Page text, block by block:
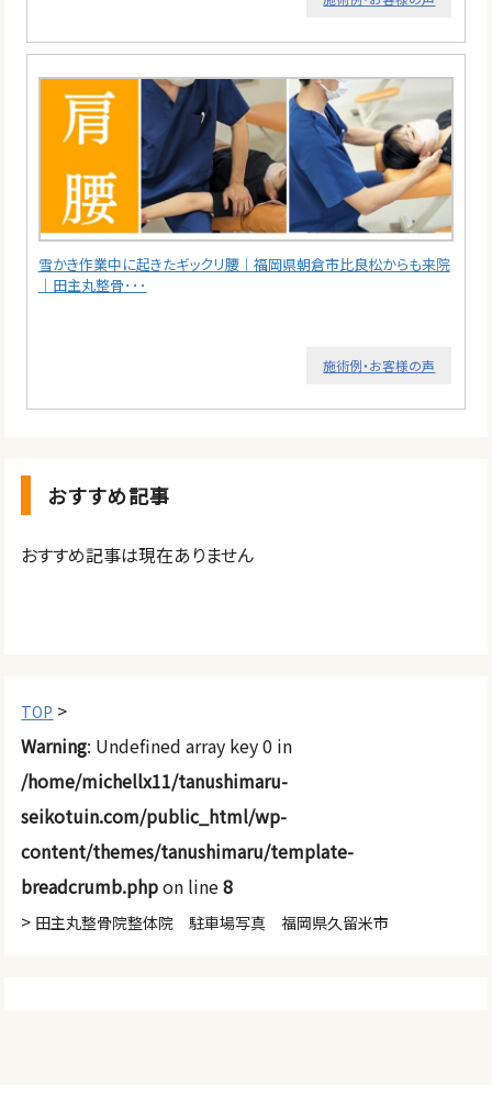
雪かき作業中に起きたギックリ腰｜福岡県朝倉市比良松からも来院
｜田主丸整骨･･･
施術例・お客様の声
おすすめ記事
おすすめ記事は現在ありません
TOP >
Warning: Undefined array key 0 in
/home/michellx11/tanushimaru-
seikotuin.com/public_html/wp-
content/themes/tanushimaru/template-
breadcrumb.phpon line8
> 田主丸整骨院整体院 駐車場写真 福岡県久留米市